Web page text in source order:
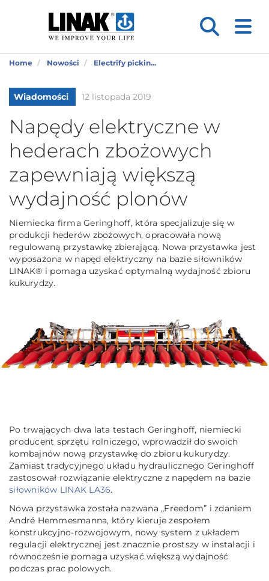
Home Nowości Electrify pickin...
Wiadomości 12 listopada 2019
Napędy elektryczne w
hederach zbożowych
zapewniają większą
wydajność plonów
Niemiecka firma Geringhoff, która specjalizuje się w
produkcji hederów zbożowych, opracowała nową
regulowaną przystawkę zbierającą. Nowa przystawka jest
wyposażona w napęd elektryczny na bazie siłowników
LINAK® i pomaga uzyskać optymalną wydajność zbioru
kukurydzy.
Po trwających dwa lata testach Geringhoff, niemiecki
producent sprzętu rolniczego, wprowadził do swoich
kombajnów nową przystawkę do zbioru kukurydzy.
Zamiast tradycyjnego układu hydraulicznego Geringhoff
zastosował rozwiązanie elektryczne z napędem na bazie
siłowników LINAK LA36.
Nowa przystawka została nazwana „Freedom” i zdaniem
André Hemmesmanna, który kieruje zespołem
konstrukcyjno-rozwojowym, nowy system z układem
regulacji elektrycznej jest znacznie prostszy w instalacji i
równocześnie pomaga uzyskać większą wydajność
podczas prac polowych.